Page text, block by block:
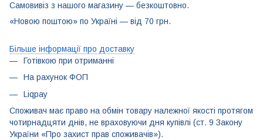
Самовивіз з нашого магазину — безкоштовно.
«Новою поштою» по Україні — від 70 грн.
Більше інформації про доставку
Готівкою при отриманні
На рахунок ФОП
Liqpay
Споживач має право на обмін товару належної якості протягом
чотирнадцяти днів, не враховуючи дня купівлі (ст. 9 Закону
України «Про захист прав споживачів»).